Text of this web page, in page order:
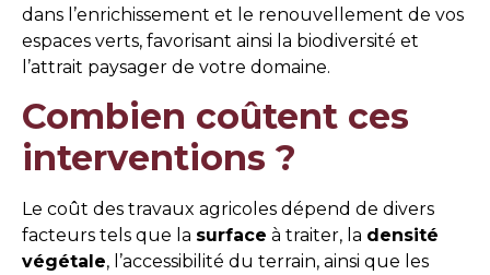
dans l’enrichissement et le renouvellement de vos
espaces verts, favorisant ainsi la biodiversité et
l’attrait paysager de votre domaine.
Combien coûtent ces
interventions ?
Le coût des travaux agricoles dépend de divers
facteurs tels que la surface à traiter, la densité
végétale, l’accessibilité du terrain, ainsi que les